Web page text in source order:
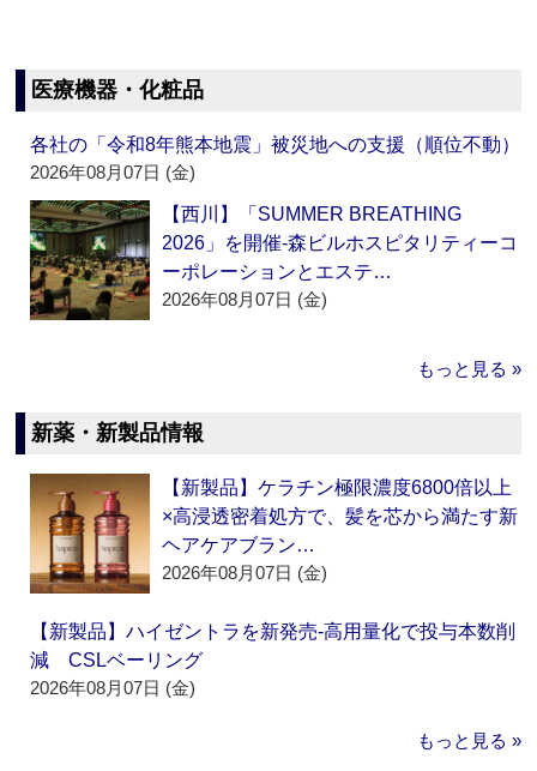
医療機器・化粧品
各社の「令和8年熊本地震」被災地への支援（順位不動）
2026年08月07日 (金)
【西川】「SUMMER BREATHING
2026」を開催‐森ビルホスピタリティーコ
ーポレーションとエステ…
2026年08月07日 (金)
もっと見る »
新薬・新製品情報
【新製品】ケラチン極限濃度6800倍以上
×高浸透密着処方で、髪を芯から満たす新
ヘアケアブラン…
2026年08月07日 (金)
【新製品】ハイゼントラを新発売‐高用量化で投与本数削
減 CSLベーリング
2026年08月07日 (金)
もっと見る »